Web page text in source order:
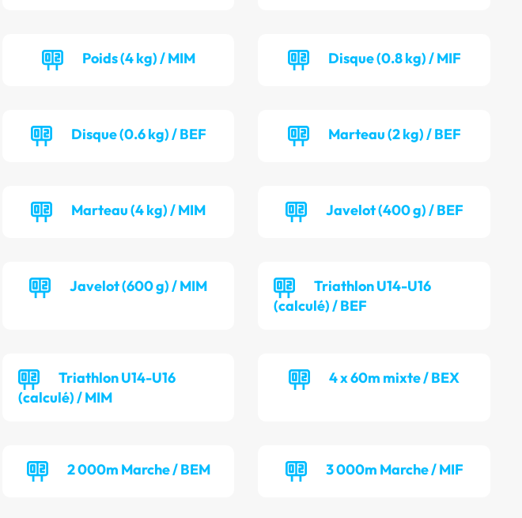
Poids (4 kg) / MIM Disque (0.8 kg) / MIF
Disque (0.6 kg) / BEF Marteau (2 kg) / BEF
Marteau (4 kg) / MIM Javelot (400 g) / BEF
Javelot (600 g) / MIM
Triathlon U14-U16
(calculé) / BEF
Triathlon U14-U16
(calculé) / MIM
4 x 60m mixte / BEX
2 000m Marche / BEM 3 000m Marche / MIF